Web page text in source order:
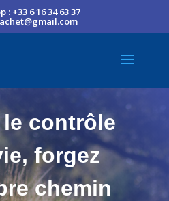
: +33 6 16 34 63 37
le contrôle
forgez
chemin